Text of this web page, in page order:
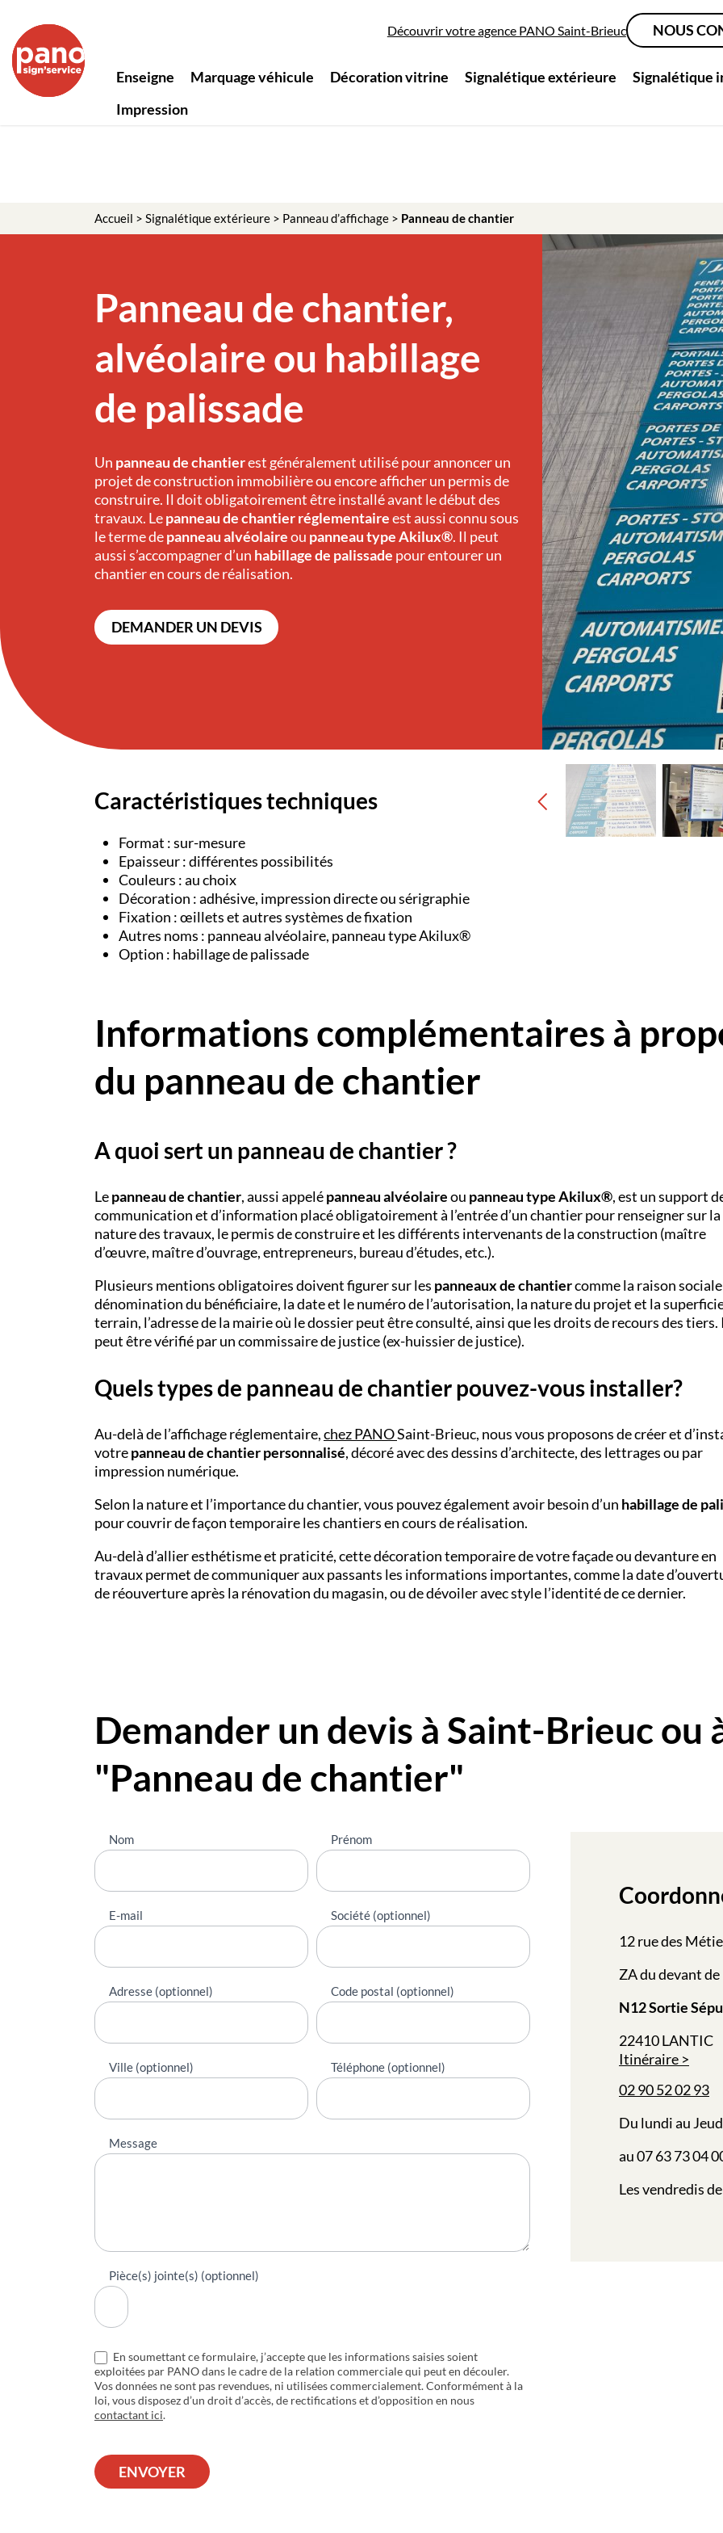
Enseigne Marquage véhicule Décoration vitrine Signalétique extérieure
Signalétique
Impression
Découvrir votre agence PANO Saint-Brieuc NOUS
Accueil > Signalétique extérieure > Panneau d’affichage > Panneau de chantier
Panneau de chantier,
alvéolaire ou habillage
de palissade
Un panneau de chantierest généralement utilisé pour annoncer un
projet de construction immobilière ou encore afficher un permis de
construire. Il doit obligatoirement être installé avant le début des
travaux. Lepanneau de chantier réglementaireest aussi connu sous
le terme depanneau alvéolaireou panneau type Akilux®. Il peut
aussi s’accompagner d’un habillage de palissade pour entourer un
chantier en cours de réalisation.
DEMANDER UN DEVIS
Caractéristiques techniques
Format : sur-mesure
Epaisseur : différentes possibilités
Couleurs : au choix
Décoration : adhésive, impression directe ou sérigraphie
Fixation : œillets et autres systèmes de fixation
Autres noms : panneau alvéolaire, panneau type Akilux®
Option : habillage de palissade
Informations complémentaires à
du panneau de chantier
A quoi sert un panneau de chantier ?
Lepanneau de chantier, aussi appelépanneau alvéolaireou panneau type Akilux®, est un support
communication et d’information placé obligatoirement à l’entrée d’un chantier pour renseigner sur la
nature des travaux, le permis de construire et les différents intervenants de la construction (maître
d’œuvre, maître d’ouvrage, entrepreneurs, bureau d’études, etc.).
Plusieurs mentions obligatoires doivent figurer sur les panneaux de chantiercomme la raison
dénomination du bénéficiaire, la date et le numéro de l’autorisation, la nature du projet et la
terrain, l’adresse de la mairie où le dossier peut être consulté, ainsi que les droits de recours des tiers.
peut être vérifié par un commissaire de justice (ex-huissier de justice).
Quels types de panneau de chantier pouvez-vous installer?
Au-delà de l’affichage réglementaire,chezPANOSaint-Brieuc, nous vous proposons de créer et
votrepanneau de chantier personnalisé, décoré avec des dessins d’architecte, des lettrages ou par
impression numérique.
Selon la nature et l’importance du chantier, vous pouvez également avoir besoin d’un habillage de
pour couvrir de façon temporaire les chantiers en cours de réalisation.
Au-delà d’allier esthétisme et praticité, cette décoration temporaire de votre façade ou devanture en
travaux permet de communiquer aux passants les informations importantes, comme la date
de réouverture après la rénovation du magasin, ou de dévoiler avec style l’identité de ce dernier.
Demander un devis à Saint-Brieuc
"Panneau de chantier"
Nous
contacter
Nom Prénom
E-mail Société (optionnel)
Adresse (optionnel) Code postal (optionnel)
Ville (optionnel) Téléphone (optionnel)
Message
Pièce(s) jointe(s) (optionnel)
En soumettant ce formulaire, j’accepte que les informations saisies soient
exploitées par PANO dans le cadre de la relation commerciale qui peut en découler.
Vos données ne sont pas revendues, ni utilisées commercialement. Conformément à la
loi, vous disposez d’un droit d’accès, de rectifications et d’opposition en nous
contactant ici.
ENVOYER
12 rue des
ZA du devant de
N12 Sortie
22410 LANTIC
Itinéraire
02 90 52 02 93
Du lundi au
au 07 63 73 04
Les vendredis